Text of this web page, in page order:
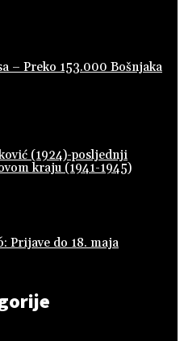
– Preko 153.000 Bošnjaka
(1924)-posljednji
kraju (1941-1945)
Prijave do 18. maja